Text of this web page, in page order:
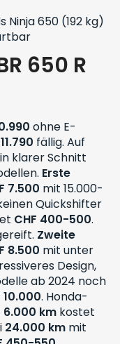
Ninja 650 (192 kg)
650 R
ohne E-
fällig. Auf
klarer Schnitt
Erste
7.500 mit 15.000-
Quickshifter
CHF 400-500.
Zweite
8.500 mit unter
Design,
ab 2024 noch
10.000. Honda-
6.000 km kostet
24.000 km mit